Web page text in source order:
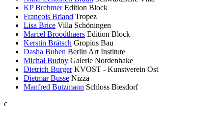
KP Brehmer Edition Block
François Briand Tropez
Lisa Brice Villa Schöningen
Marcel Broodthaers Edition Block
Kerstin Brätsch Gropius Bau
Dasha Buben Berlin Art Institute
Michał Budny Galerie Nordenhake
Dietrich Burger KVOST - Kunstverein Ost
Dietmar Busse Nizza
Manfred Butzmann Schloss Biesdorf
c